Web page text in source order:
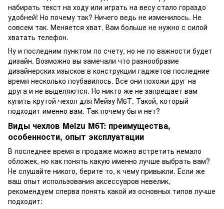
набирать текст на ходу или играть на весу стало гораздо
удобней! Но почему так? Ничего ведь не изменилось. Не
совсем так. Меняется хват. Вам больше не нужно с силой
хватать телефон.
Ну и последним пунктом по счету, но не по важности будет
дизайн. Возможно вы замечали что разнообразие
дизайнерских изысков в конструкции гаджетов последние
время несколько поубавилось. Все они похожи друг на
друга и не выделяются. Но никто же не запрещает вам
купить крутой чехол для Мейзу М6Т. Такой, который
подходит именно вам. Так почему бы и нет?
Виды чехлов Meizu M6T: преимущества,
особенности, опыт эксплуатации
В последнее время в продаже можно встретить немало
обложек, но как понять какую именно лучше выбрать вам?
Не слушайте никого, берите то, к чему привыкли. Если же
ваш опыт использования аксессуаров невелик,
рекомендуем сперва понять какой из основных типов лучше
подходит: